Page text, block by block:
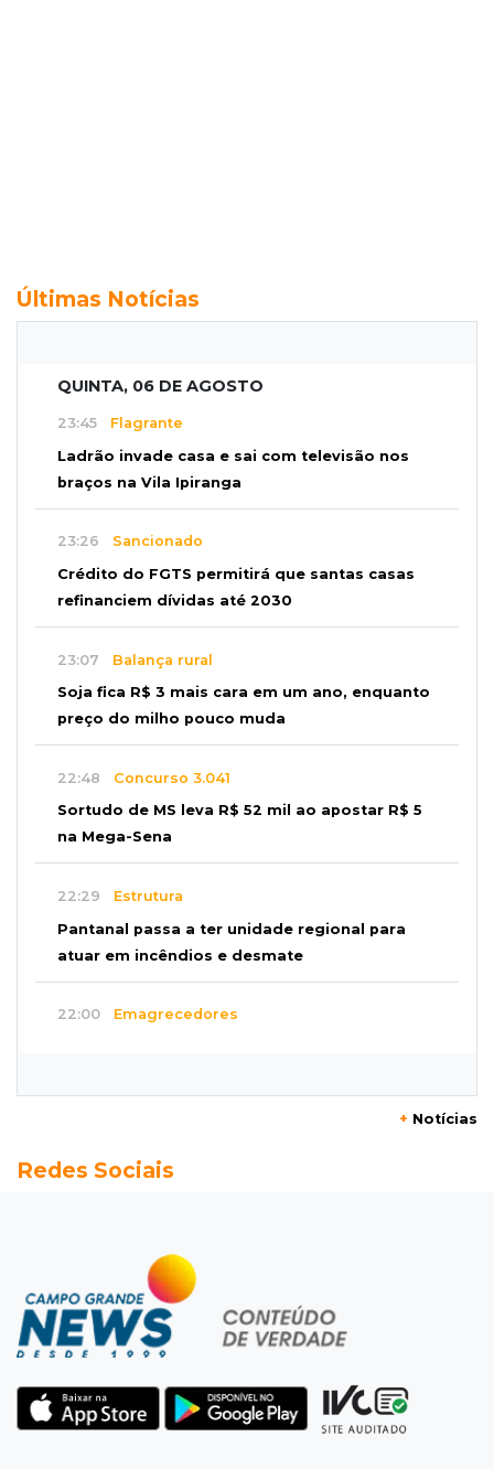
Últimas Notícias
QUINTA, 06 DE AGOSTO
23:45 Flagrante
Ladrão invade casa e sai com televisão nos
braços na Vila Ipiranga
23:26 Sancionado
Crédito do FGTS permitirá que santas casas
refinanciem dívidas até 2030
23:07 Balança rural
Soja fica R$ 3 mais cara em um ano, enquanto
preço do milho pouco muda
22:48 Concurso 3.041
Sortudo de MS leva R$ 52 mil ao apostar R$ 5
na Mega-Sena
22:29 Estrutura
Pantanal passa a ter unidade regional para
atuar em incêndios e desmate
22:00 Emagrecedores
Granizo danifica telhados e plantações
Agregado
Inter perde para o Corinthians mas avança às
quartas da Copa do Brasil
Vitória goleia Athletico-PR por 4 a 0 e avança
às quartas da Copa do Brasil
+ Notícias
Redes Sociais